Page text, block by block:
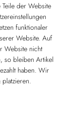
der Website
funktionaler
Website. Auf
Website nicht
so bleiben Artikel
haben. Wir